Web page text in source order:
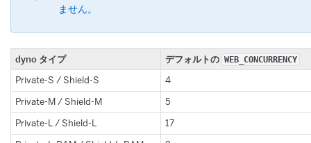
ません。
​dyno タイプ ​デフォルトの ​WEB_CONCURRENCY
​Private-S / Shield-S
​4
​Private-M / Shield-M
​5
​Private-L / Shield-L
​17